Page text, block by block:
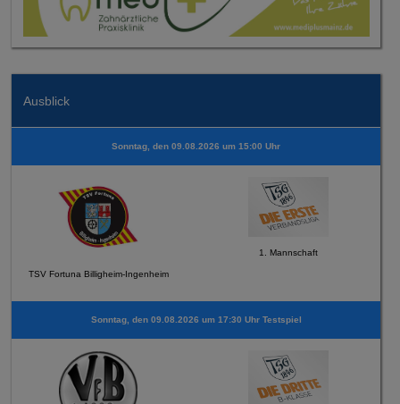
Ausblick
Sonntag, den 09.08.2026 um 15:00 Uhr
TSV Fortuna Billigheim-Ingenheim
1. Mannschaft
Sonntag, den 09.08.2026 um 17:30 Uhr Testspiel